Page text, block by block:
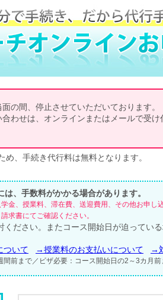
の間、停止させていただいております。
わせは、オンラインまたはメールで受
、手続き代行料は無料となります。
、手数料がかかる場合があります。
金、授業料、滞在費、送迎費用、その他お申
求書にてご確認ください。
ください。またコース開始日が迫ってい
ついて →授業料のお支払いについて →
間前まで／ビザ必要：コース開始日の2～3カ月前